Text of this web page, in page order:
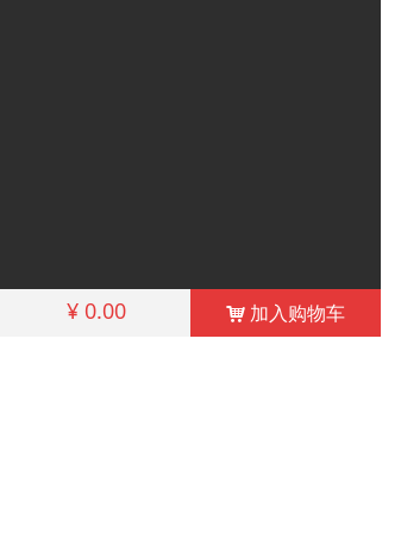
¥ 0.00 낙 加入购物车